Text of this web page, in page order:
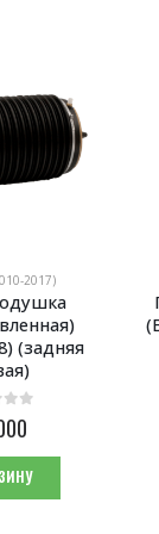
2017)
(задняя